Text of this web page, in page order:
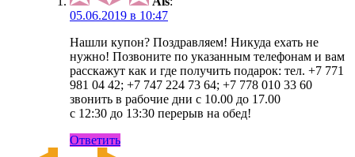
05.06.2019 в 10:47
Нашли купон? Поздравляем! Никуда ехать не
нужно! Позвоните по указанным телефонам и вам
расскажут как и где получить подарок: тел. +7 771
981 04 42; +7 747 224 73 64; +7 778 010 33 60
звонить в рабочие дни с 10.00 до 17.00
c 12:30 до 13:30 перерыв на обед!
Ответить